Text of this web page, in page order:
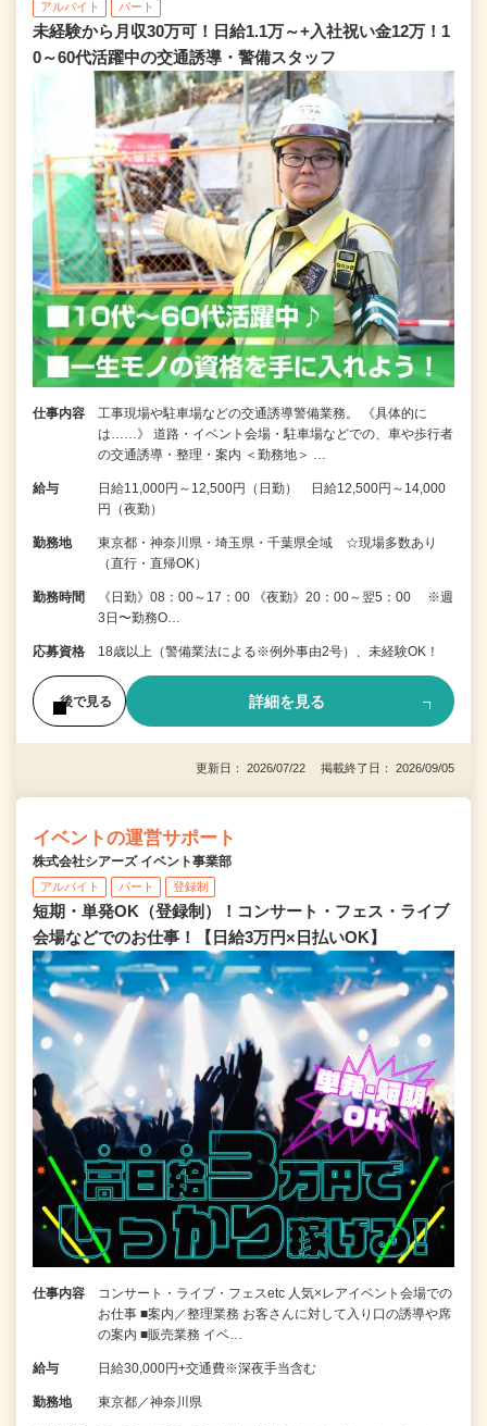
アルバイト パート
未経験から月収30万可！日給1.1万～+入社祝い金12万！1
0～60代活躍中の交通誘導・警備スタッフ
仕事内容
工事現場や駐車場などの交通誘導警備業務。 《具体的に
は……》 道路・イベント会場・駐車場などでの、車や歩行者
の交通誘導・整理・案内 ＜勤務地＞ …
給与
日給11,000円～12,500円（日勤） 日給12,500円～14,000
円（夜勤）
勤務地
東京都・神奈川県・埼玉県・千葉県全域 ☆現場多数あり
（直行・直帰OK）
勤務時間
《日勤》08：00～17：00 《夜勤》20：00～翌5：00 ※週
3日〜勤務O…
応募資格 18歳以上（警備業法による※例外事由2号）、未経験OK！
後で見る 詳細を見る
更新日： 2026/07/22 掲載終了日： 2026/09/05
イベントの運営サポート
株式会社シアーズ イベント事業部
アルバイト パート 登録制
短期・単発OK（登録制）！コンサート・フェス・ライブ
会場などでのお仕事！【日給3万円×日払いOK】
仕事内容
コンサート・ライブ・フェスetc 人気×レアイベント会場での
お仕事 ■案内／整理業務 お客さんに対して入り口の誘導や席
の案内 ■販売業務 イベ…
給与 日給30,000円+交通費※深夜手当含む
勤務地 東京都／神奈川県